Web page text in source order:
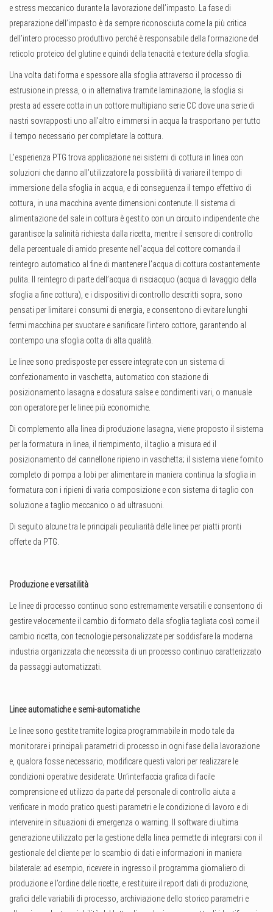
e stress meccanico durante la lavorazione dell’impasto. La fase di
preparazione dell’impasto è da sempre riconosciuta come la più critica
dell’intero processo produttivo perché è responsabile della formazione del
reticolo proteico del glutine e quindi della tenacità e texture della sfoglia.
Una volta dati forma e spessore alla sfoglia attraverso il processo di
estrusione in pressa, o in alternativa tramite laminazione, la sfoglia si
presta ad essere cotta in un cottore multipiano serie CC dove una serie di
nastri sovrapposti uno all’altro e immersi in acqua la trasportano per tutto
il tempo necessario per completare la cottura.
L’esperienza PTG trova applicazione nei sistemi di cottura in linea con
soluzioni che danno all’utilizzatore la possibilità di variare il tempo di
immersione della sfoglia in acqua, e di conseguenza il tempo effettivo di
cottura, in una macchina avente dimensioni contenute. Il sistema di
alimentazione del sale in cottura è gestito con un circuito indipendente che
garantisce la salinità richiesta dalla ricetta, mentre il sensore di controllo
della percentuale di amido presente nell’acqua del cottore comanda il
reintegro automatico al fine di mantenere l’acqua di cottura costantemente
pulita. Il reintegro di parte dell’acqua di risciacquo (acqua di lavaggio della
sfoglia a fine cottura), e i dispositivi di controllo descritti sopra, sono
pensati per limitare i consumi di energia, e consentono di evitare lunghi
fermi macchina per svuotare e sanificare l’intero cottore, garantendo al
contempo una sfoglia cotta di alta qualità.
Le linee sono predisposte per essere integrate con un sistema di
confezionamento in vaschetta, automatico con stazione di
posizionamento lasagna e dosatura salse e condimenti vari, o manuale
con operatore per le linee più economiche.
Di complemento alla linea di produzione lasagna, viene proposto il sistema
per la formatura in linea, il riempimento, il taglio a misura ed il
posizionamento del cannellone ripieno in vaschetta; il sistema viene fornito
completo di pompa a lobi per alimentare in maniera continua la sfoglia in
formatura con i ripieni di varia composizione e con sistema di taglio con
soluzione a taglio meccanico o ad ultrasuoni.
Di seguito alcune tra le principali peculiarità delle linee per piatti pronti
offerte da PTG.
Produzione e versatilità
Le linee di processo continuo sono estremamente versatili e consentono di
gestire velocemente il cambio di formato della sfoglia tagliata così come il
cambio ricetta, con tecnologie personalizzate per soddisfare la moderna
industria organizzata che necessita di un processo continuo caratterizzato
da passaggi automatizzati.
Linee automatiche e semi-automatiche
Le linee sono gestite tramite logica programmabile in modo tale da
monitorare i principali parametri di processo in ogni fase della lavorazione
e, qualora fosse necessario, modificare questi valori per realizzare le
condizioni operative desiderate. Un’interfaccia grafica di facile
comprensione ed utilizzo da parte del personale di controllo aiuta a
verificare in modo pratico questi parametri e le condizione di lavoro e di
intervenire in situazioni di emergenza o warning. Il software di ultima
generazione utilizzato per la gestione della linea permette di integrarsi con il
gestionale del cliente per lo scambio di dati e informazioni in maniera
bilaterale: ad esempio, ricevere in ingresso il programma giornaliero di
produzione e l’ordine delle ricette, e restituire il report dati di produzione,
grafici delle variabili di processo, archiviazione dello storico parametri e